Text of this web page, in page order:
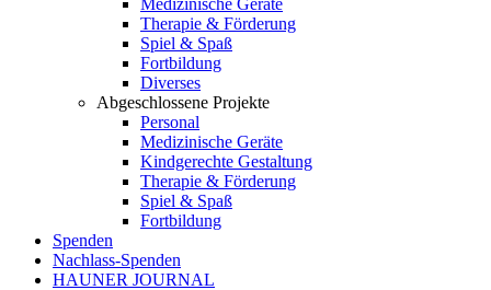
Medizinische Geräte
Therapie & Förderung
Spiel & Spaß
Fortbildung
Diverses
Abgeschlossene Projekte
Personal
Medizinische Geräte
Kindgerechte Gestaltung
Therapie & Förderung
Spiel & Spaß
Fortbildung
Spenden
Nachlass-Spenden
HAUNER JOURNAL